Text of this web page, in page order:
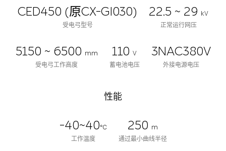
CED450 (原CX-GI030)
受电弓型号
22.5 ~ 29
kV
正常运行网压
5150 ~ 6500 mm
受电弓工作高度
110 V
蓄电池电压
3NAC380V
外接电源电压
性能
-40~40℃
工作温度
250 m
通过最小曲线半径